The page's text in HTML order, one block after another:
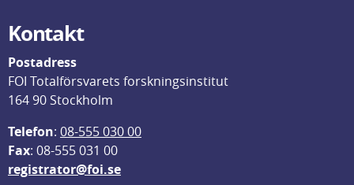
Kontakt
Postadress
FOI Totalförsvarets forskningsinstitut
164 90 Stockholm
Telefon: 08-555 030 00
Fax: 08-555 031 00
registrator@foi.se